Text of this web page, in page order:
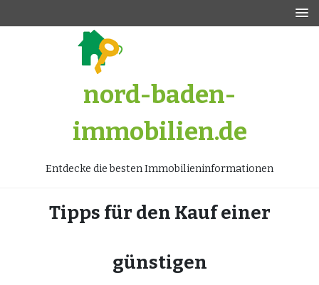
nord-baden-
immobilien.de
Entdecke die besten Immobilieninformationen
Tipps für den Kauf einer
günstigen